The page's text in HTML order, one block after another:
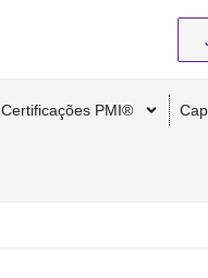
Certificações PMI®